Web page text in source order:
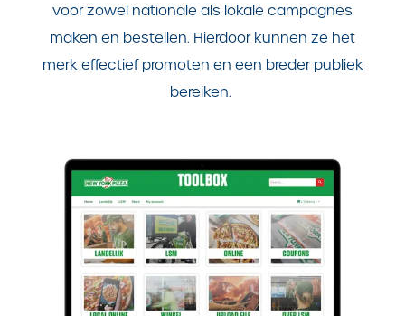
voor zowel nationale als lokale campagnes
maken en bestellen. Hierdoor kunnen ze het
merk effectief promoten en een breder publiek
bereiken.